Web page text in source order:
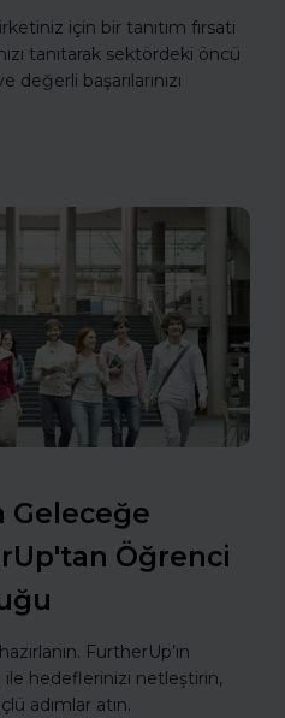
için bir tanıtım fırsatı
tanıtarak sektördeki öncü
başarılarınızı
Geleceğe
Öğrenci
FurtherUp’ın
hedeflerinizi netleştirin,
adımlar atın.